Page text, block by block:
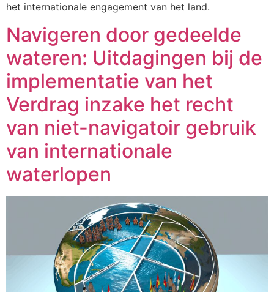
het internationale engagement van het land.
Navigeren door gedeelde
wateren: Uitdagingen bij de
implementatie van het
Verdrag inzake het recht
van niet-navigatoir gebruik
van internationale
waterlopen